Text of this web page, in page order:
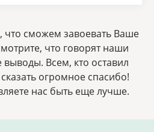
сможем завоевать Ваше
что говорят наши
выводы. Всем, кто оставил
огромное спасибо!
нас быть еще лучше.